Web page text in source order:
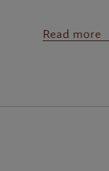
Read more